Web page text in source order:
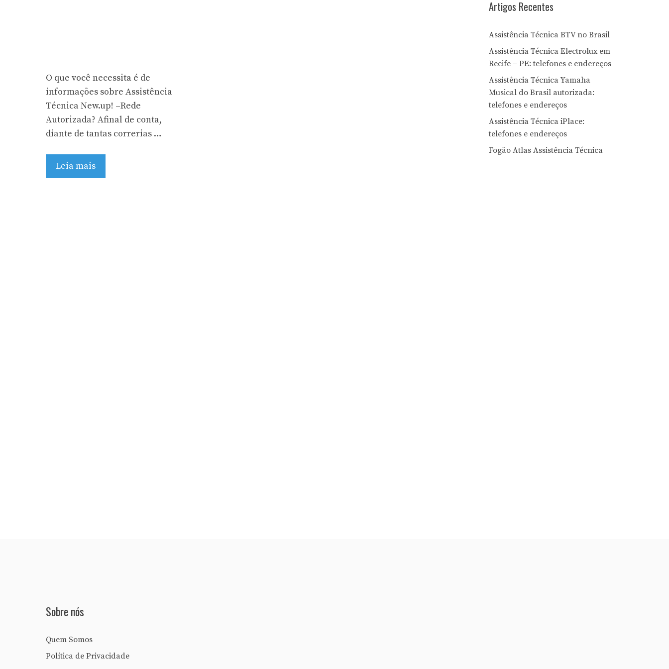
O que você necessita é de
informações sobre Assistência
Técnica New.up! –Rede
Autorizada? Afinal de conta,
diante de tantas correrias …
Leia mais
Artigos Recentes
Assistência Técnica BTV no Brasil
Assistência Técnica Electrolux em
Recife – PE: telefones e endereços
Assistência Técnica Yamaha
Musical do Brasil autorizada:
telefones e endereços
Assistência Técnica iPlace:
telefones e endereços
Fogão Atlas Assistência Técnica
Sobre nós
Quem Somos
Política de Privacidade